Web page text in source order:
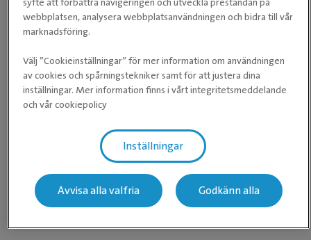
Våra medarbetare
Våra recensioner
Rekommenderad av annan veterinärTrevligt, snabbt
och professionellt bemötande. Vi har redan
rekommenderat våra vänner att välja er. Ni var den
fjärde kliniken vi kontaktade. Vi bor i Torsåker så vi har
webbplatsen, analysera webbplatsanvändningen och bidra till vår
marknadsföring.
Välj ”Cookieinställningar” för mer information om användningen
av cookies och spårningstekniker samt för att justera dina
inställningar. Mer information finns i vårt integritetsmeddelande
och vår cookiepolicy
Inställningar
Avvisa alla valfria Godkänn alla